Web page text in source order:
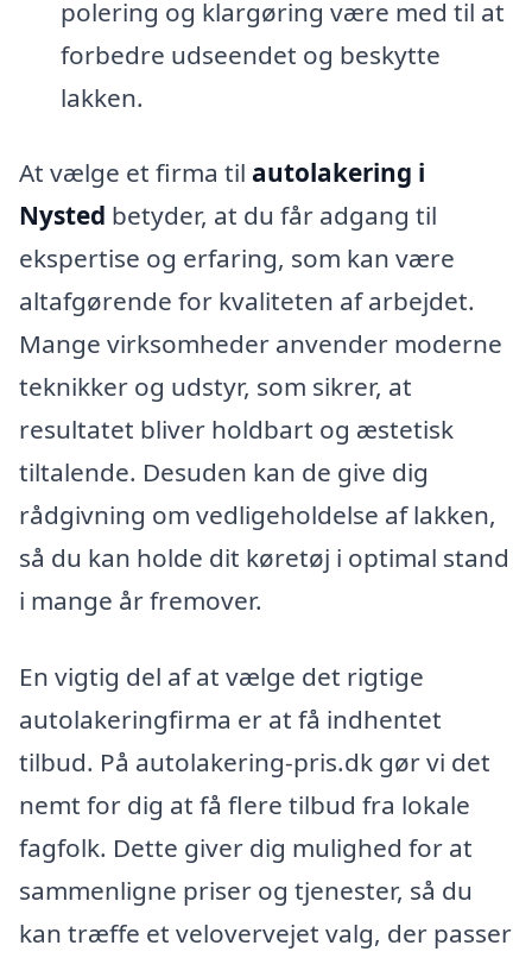
polering og klargøring være med til at
forbedre udseendet og beskytte
lakken.
At vælge et firma til autolakering i
Nysted betyder, at du får adgang til
ekspertise og erfaring, som kan være
altafgørende for kvaliteten af arbejdet.
Mange virksomheder anvender moderne
teknikker og udstyr, som sikrer, at
resultatet bliver holdbart og æstetisk
tiltalende. Desuden kan de give dig
rådgivning om vedligeholdelse af lakken,
så du kan holde dit køretøj i optimal stand
i mange år fremover.
En vigtig del af at vælge det rigtige
autolakeringfirma er at få indhentet
tilbud. På autolakering-pris.dk gør vi det
nemt for dig at få flere tilbud fra lokale
fagfolk. Dette giver dig mulighed for at
sammenligne priser og tjenester, så du
kan træffe et velovervejet valg, der passer